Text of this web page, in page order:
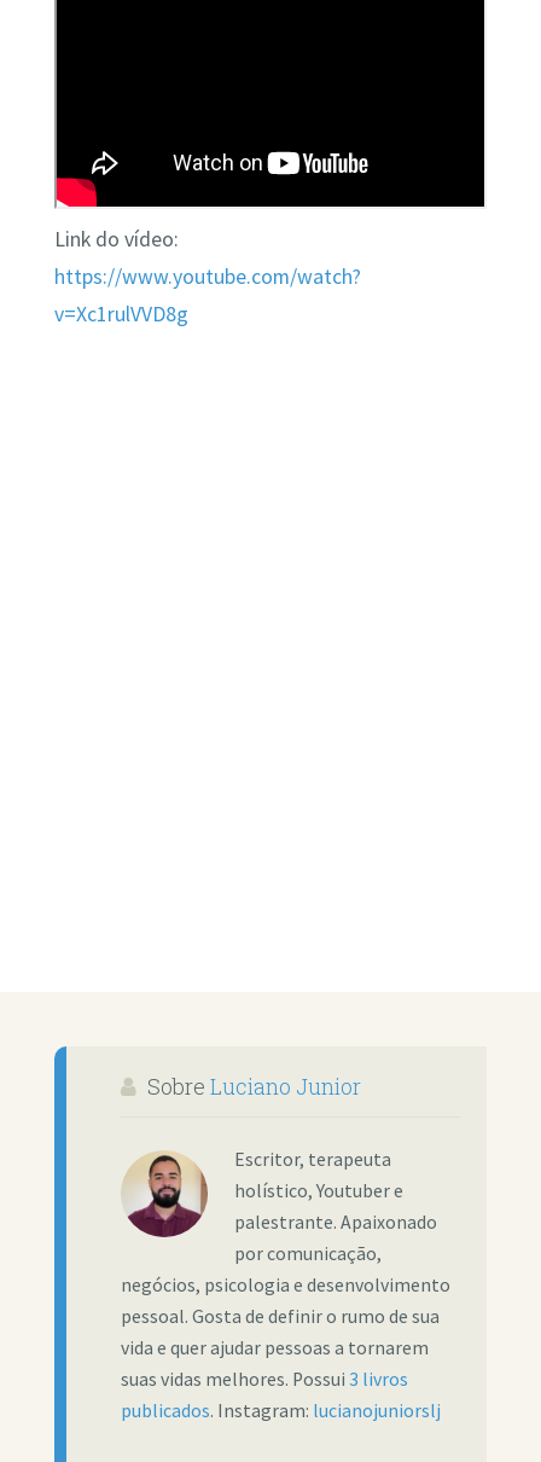
Link do vídeo:
https://www.youtube.com/watch?
v=Xc1rulVVD8g
Sobre Luciano Junior
Escritor, terapeuta
holístico, Youtuber e
palestrante. Apaixonado
por comunicação,
negócios, psicologia e desenvolvimento
pessoal. Gosta de definir o rumo de sua
vida e quer ajudar pessoas a tornarem
suas vidas melhores. Possui 3 livros
publicados. Instagram: lucianojuniorslj